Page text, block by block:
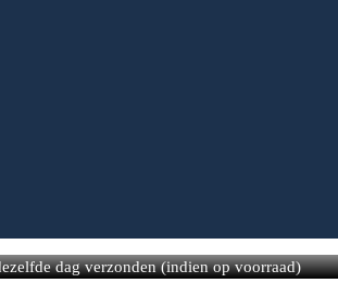
dag verzonden (indien op voorraad)